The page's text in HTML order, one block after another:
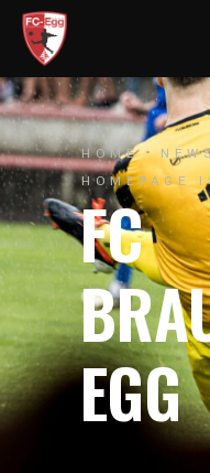
HOME
HOMEPAGE
FC
EGG